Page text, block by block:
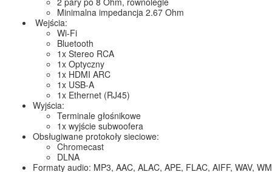
Minimalna impedancja 2.67 Ohm
Wejścia:
Wi-Fi
Bluetooth
1x Stereo RCA
1x Optyczny
1x HDMI ARC
1x USB-A
1x Ethernet (RJ45)
Wyjścia:
Terminale głośnikowe
1x wyjście subwoofera
Obsługiwane protokoły sieciowe:
Chromecast
DLNA
Formaty audio: MP3, AAC, ALAC, APE, FLAC, AIFF, WAV,